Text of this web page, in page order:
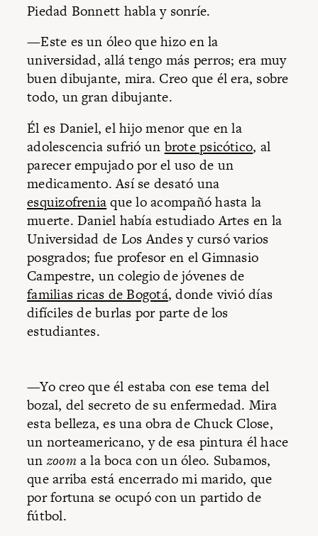
Piedad Bonnett habla y sonríe.
—Este es un óleo que hizo en la
universidad, allá tengo más perros; era muy
buen dibujante, mira. Creo que él era, sobre
todo, un gran dibujante.
Él es Daniel, el hijo menor que en la
adolescencia sufrió un brote psicótico, al
parecer empujado por el uso de un
medicamento. Así se desató una
esquizofreniaque lo acompañó hasta la
muerte. Daniel había estudiado Artes en la
Universidad de Los Andes y cursó varios
posgrados; fue profesor en el Gimnasio
Campestre, un colegio de jóvenes de
familias ricas de Bogotá, donde vivió días
difíciles de burlas por parte de los
estudiantes.
—Yo creo que él estaba con ese tema del
bozal, del secreto de su enfermedad. Mira
esta belleza, es una obra de Chuck Close,
un norteamericano, y de esa pintura él hace
un zooma la boca con un óleo. Subamos,
que arriba está encerrado mi marido, que
por fortuna se ocupó con un partido de
fútbol.